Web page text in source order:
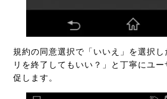
規約の同意選択で「いいえ」を選択
リを終了してもいい？」と丁寧にユ
促します。